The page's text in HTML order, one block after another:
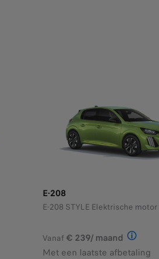
208 Style 1.2 Turbo 100 Man.
van het product StretchFin
E-208
E-208 STYLE Elektrische
Vanaf € 239/ maand
Met een laatste afbetaling